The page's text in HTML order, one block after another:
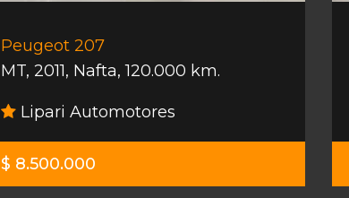
Peugeot 207
MT, 2011, Nafta,120.000 km.
Lipari Automotores
$ 8.500.000